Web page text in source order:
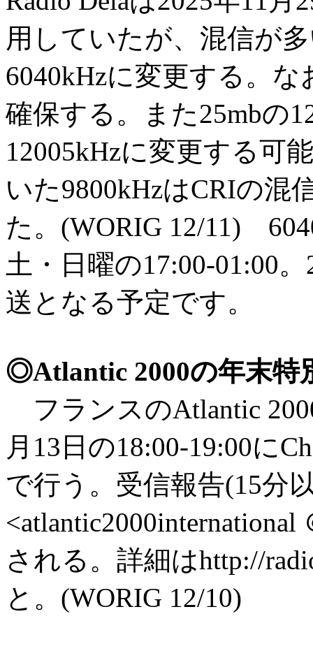
用していたが、混信が
6040kHzに変更する。
確保する。また25mbの
12005kHzに変更する可
いた9800kHzはCRIの混
た。(WORIG 12/11)
土・日曜の17:00-01:00
送となる予定です。
◎Atlantic 2000の年末
フランスのAtlantic
月13日の18:00-19:00に
で行う。受信報告(15分
される。詳細はhttp://
と。(WORIG 12/10)